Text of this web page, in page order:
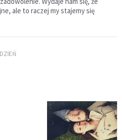
ale to raczej my stajemy się